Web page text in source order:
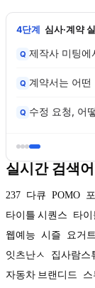
4단계 심사·계약
Q 제작사 미팅에
Q 계약서는 어떤
Q 수정 요청, 어
실시간 검색어
237 다큐 POMO
타이틀 시퀀스
타이
웹예능 시즐 요거트
잇츠난ㅅ
집사람스
자동차 브랜디드
스